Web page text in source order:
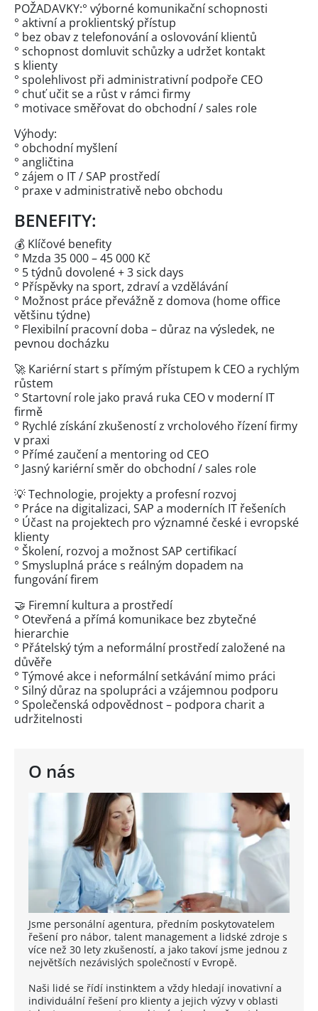
O nás
Jsme personální agentura, předním poskytovatelem
řešení pro nábor, talent management a lidské zdroje s
více než 30 lety zkušeností, a jako takoví jsme jednou z
největších nezávislých společností v Evropě.
Naši lidé se řídí instinktem a vždy hledají inovativní a
individuální řešení pro klienty a jejich výzvy v oblasti
POŽADAVKY:° výborné komunikační schopnosti
° aktivní a proklientský přístup
° bez obav z telefonování a oslovování klientů
° schopnost domluvit schůzky a udržet kontakt
s klienty
° spolehlivost při administrativní podpoře CEO
° chuť učit se a růst v rámci firmy
° motivace směřovat do obchodní / sales role
Výhody:
° obchodní myšlení
° angličtina
° zájem o IT / SAP prostředí
° praxe v administrativě nebo obchodu
BENEFITY:
💰 Klíčové benefity
° Mzda 35 000 – 45 000 Kč
° 5 týdnů dovolené + 3 sick days
° Příspěvky na sport, zdraví a vzdělávání
° Možnost práce převážně z domova (home office
většinu týdne)
° Flexibilní pracovní doba – důraz na výsledek, ne
pevnou docházku
🚀 Kariérní start s přímým přístupem k CEO a rychlým
růstem
° Startovní role jako pravá ruka CEO v moderní IT
firmě
° Rychlé získání zkušeností z vrcholového řízení firmy
v praxi
° Přímé zaučení a mentoring od CEO
° Jasný kariérní směr do obchodní / sales role
💡 Technologie, projekty a profesní rozvoj
° Práce na digitalizaci, SAP a moderních IT řešeních
° Účast na projektech pro významné české i evropské
klienty
° Školení, rozvoj a možnost SAP certifikací
° Smysluplná práce s reálným dopadem na
fungování firem
🤝 Firemní kultura a prostředí
° Otevřená a přímá komunikace bez zbytečné
hierarchie
° Přátelský tým a neformální prostředí založené na
důvěře
° Týmové akce i neformální setkávání mimo práci
° Silný důraz na spolupráci a vzájemnou podporu
° Společenská odpovědnost – podpora charit a
udržitelnosti